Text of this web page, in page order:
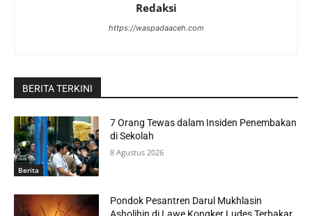
Redaksi
https://waspadaaceh.com
BERITA TERKINI
Berita
7 Orang Tewas dalam Insiden Penembakan
di Sekolah
8 Agustus 2026
Pondok Pesantren Darul Mukhlasin
Asholihin di Lawe Kongker Ludes Terbakar,